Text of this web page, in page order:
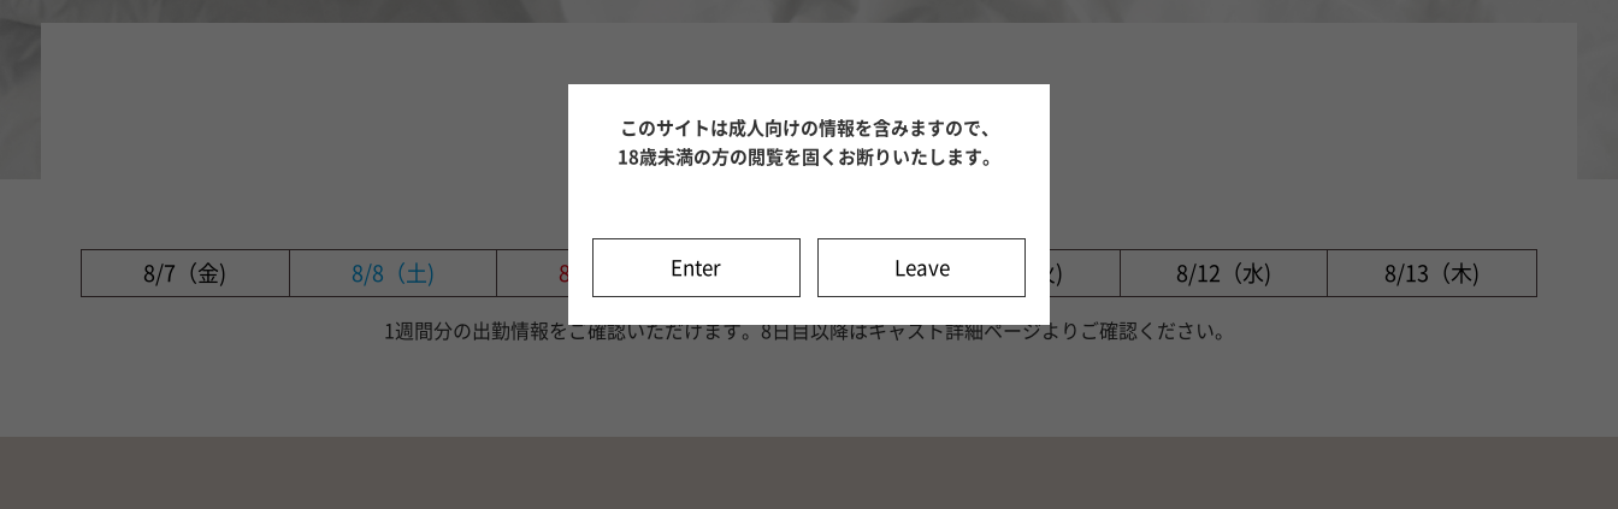
Inconnuの
出勤情報を見る
8/7（金) 8/8（土) 8/9（日) 8/11（火) 8/12（水) 8/13（木)
1週間分の出勤情報をご確認いただけます。8日目以降はキャスト詳細ページよりご確認ください。
このサイトは成人向けの情報を含みますので、
18歳未満の方の閲覧を固くお断りいたします。
Enter Leave